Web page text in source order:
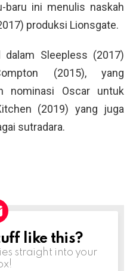
baru ini menulis naskah
produksi Lionsgate.
Sleepless (2017)
(2015), yang
nominasi Oscar untuk
(2019) yang juga
sutradara.
like this?
straight into your